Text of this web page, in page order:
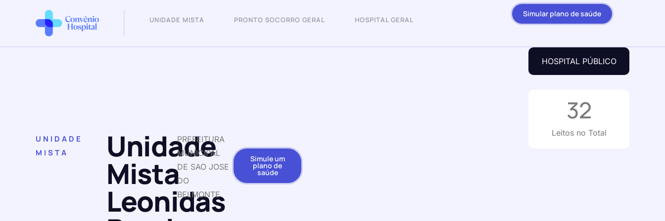
UNIDADE MISTA PRONTO SOCORRO GERAL HOSPITAL GERAL
Simular plano de saúde
UNIDADE
MISTA
Unidade
Mista
Leonidas
PREFEITURA
MUNICIPAL
DE SAO JOSE
DO
BELMONTE
Simule um
plano de
saúde
HOSPITAL PÚBLICO
Leitos no Total
32